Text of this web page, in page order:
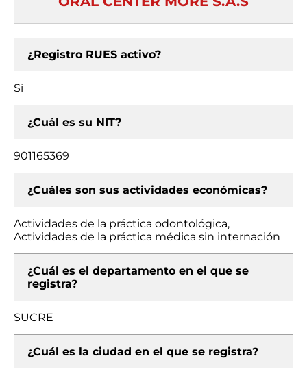
¿Registro RUES activo?
Si
¿Cuál es su NIT?
901165369
¿Cuáles son sus actividades económicas?
Actividades de la práctica odontológica,
Actividades de la práctica médica sin internación
¿Cuál es el departamento en el que se
registra?
SUCRE
¿Cuál es la ciudad en el que se registra?